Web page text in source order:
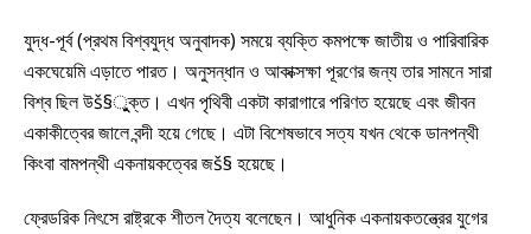
যুদ্ধ-পূর্ব (প্রথম বিশ্বযুদ্ধ অনুবাদক) সময়ে ব্যক্তি কমপক্ষে জাতীয় ও পারিবারিক
একঘেয়েমি এড়াতে পারত। অনুসন্ধান ও আকাক্সক্ষা পূরণের জন্য তার সামনে সারা
বিশ্ব ছিল উš§ুুক্ত। এখন পৃথিবী একটা কারাগারে পরিণত হয়েছে এবং জীবন
একাকীত্বের জালে বন্দী হয়ে গেছে। এটা বিশেষভাবে সত্য যখন থেকে ডানপন্থী
কিংবা বামপন্থী একনায়কত্বের জš§ হয়েছে।
ফ্রেডরিক নিৎসে রাষ্ট্রকে শীতল দৈত্য বলেছেন। আধুনিক একনায়কতন্ত্রের যুগের